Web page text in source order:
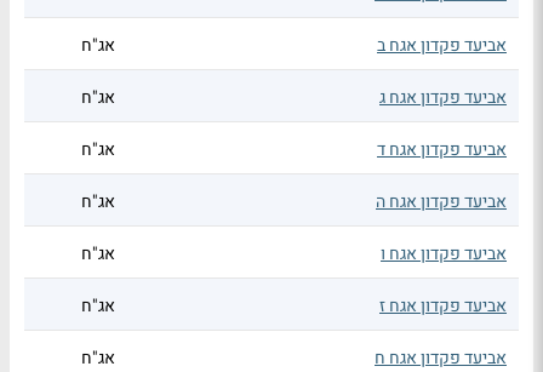
אביעד פקדון אגח ב אג"ח
אביעד פקדון אגח ג אג"ח
אביעד פקדון אגח ד אג"ח
אביעד פקדון אגח ה אג"ח
אביעד פקדון אגח ו אג"ח
אביעד פקדון אגח ז אג"ח
אביעד פקדון אגח ח אג"ח